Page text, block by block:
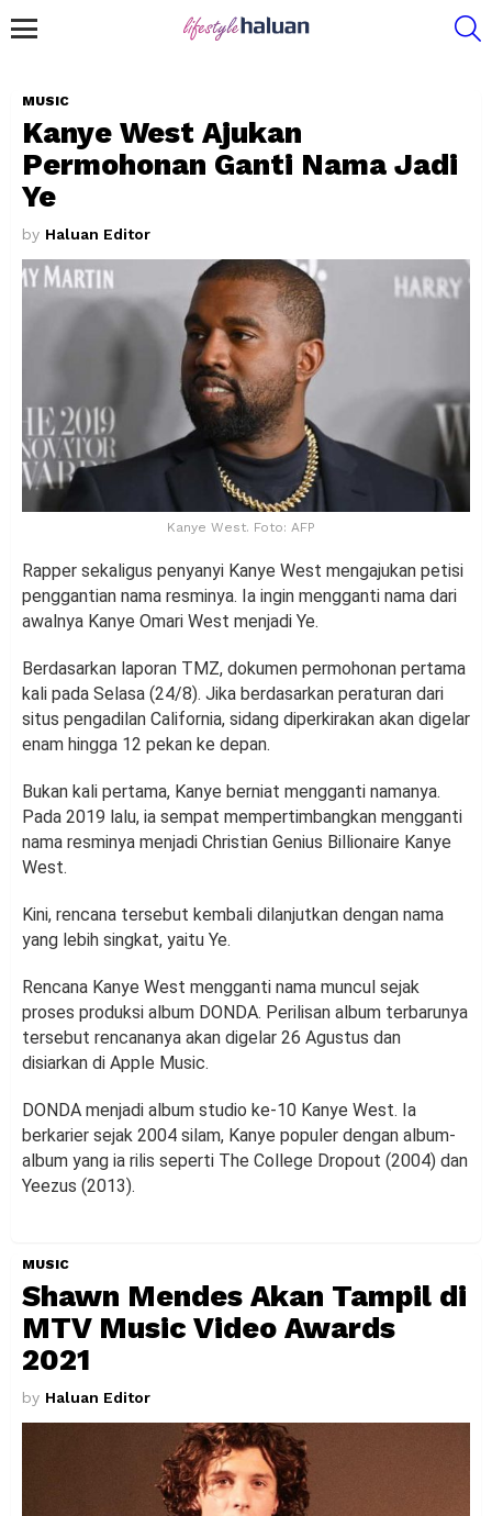
MUSIC
Kanye West Ajukan
Permohonan Ganti Nama Jadi
Ye
by Haluan Editor
Kanye West. Foto: AFP
Rapper sekaligus penyanyi Kanye West mengajukan petisi
penggantian nama resminya. Ia ingin mengganti nama dari
awalnya Kanye Omari West menjadi Ye.
Berdasarkan laporan TMZ, dokumen permohonan pertama
kali pada Selasa (24/8). Jika berdasarkan peraturan dari
situs pengadilan California, sidang diperkirakan akan digelar
enam hingga 12 pekan ke depan.
Bukan kali pertama, Kanye berniat mengganti namanya.
Pada 2019 lalu, ia sempat mempertimbangkan mengganti
nama resminya menjadi Christian Genius Billionaire Kanye
West.
Kini, rencana tersebut kembali dilanjutkan dengan nama
yang lebih singkat, yaitu Ye.
Rencana Kanye West mengganti nama muncul sejak
proses produksi album DONDA. Perilisan album terbarunya
tersebut rencananya akan digelar 26 Agustus dan
disiarkan di Apple Music.
DONDA menjadi album studio ke-10 Kanye West. Ia
berkarier sejak 2004 silam, Kanye populer dengan album-
album yang ia rilis seperti The College Dropout (2004) dan
Yeezus (2013).
MUSIC
Shawn Mendes Akan Tampil di
MTV Music Video Awards
2021
by Haluan Editor